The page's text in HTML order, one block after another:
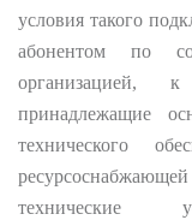
условия такого
абонентом по
организацией,
принадлежащие
технического
технические